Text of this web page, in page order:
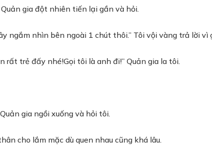
gia đột nhiên tiến lại gần và hỏi.
ngắm nhìn bên ngoài 1 chút thôi.” Tôi vội vàng trả lời vì
rất trẻ đấy nhé!Gọi tôi là anh đi!” Quản gia la tôi.
gia ngồi xuống và hỏi tôi.
cho lắm mặc dù quen nhau cũng khá lâu.